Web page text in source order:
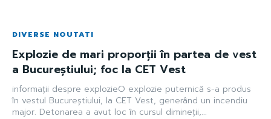
DIVERSE NOUTATI
Explozie de mari proporții în partea de vest
a Bucureștiului; foc la CET Vest
informații despre explozieO explozie puternică s-a produs
în vestul Bucureștiului, la CET Vest, generând un incendiu
major. Detonarea a avut loc în cursul dimineții,...